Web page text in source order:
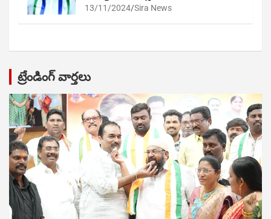
13/11/2024 Sira News
ట్రేండింగ్ వార్తలు